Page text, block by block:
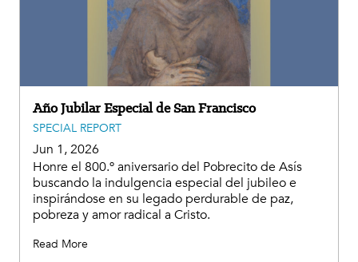
Año Jubilar Especial de San Francisco
SPECIAL REPORT
Jun 1, 2026
Honre el 800.º aniversario del Pobrecito de Asís
buscando la indulgencia especial del jubileo e
inspirándose en su legado perdurable de paz,
pobreza y amor radical a Cristo.
Read More